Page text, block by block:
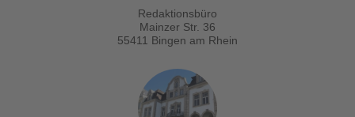
Redaktionsbüro
Mainzer Str. 36
55411 Bingen am Rhein